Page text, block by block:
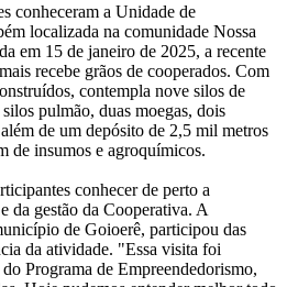
conheceram a Unidade de
localizada na comunidade Nossa
em 15 de janeiro de 2025, a recente
recebe grãos de cooperados. Com
contempla nove silos de
pulmão, duas moegas, dois
de um depósito de 2,5 mil metros
de insumos e agroquímicos.
conhecer de perto a
da gestão da Cooperativa. A
de Goioerê, participou das
da atividade. "Essa visita foi
Programa de Empreendedorismo,